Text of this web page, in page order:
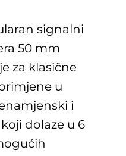
signalni
50 mm
za klasične
u
i
dolaze u 6